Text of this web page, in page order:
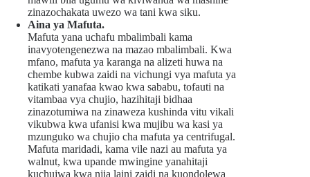
zinazochakata uwezo wa tani kwa siku.
Aina ya Mafuta.
Mafuta yana uchafu mbalimbali kama
inavyotengenezwa na mazao mbalimbali. Kwa
mfano, mafuta ya karanga na alizeti huwa na
chembe kubwa zaidi na vichungi vya mafuta ya
katikati yanafaa kwao kwa sababu, tofauti na
vitambaa vya chujio, hazihitaji bidhaa
zinazotumiwa na zinaweza kushinda vitu vikali
vikubwa kwa ufanisi kwa mujibu wa kasi ya
mzunguko wa chujio cha mafuta ya centrifugal.
Mafuta maridadi, kama vile nazi au mafuta ya
walnut, kwa upande mwingine yanahitaji
kuchujwa kwa njia laini zaidi na kuondolewa